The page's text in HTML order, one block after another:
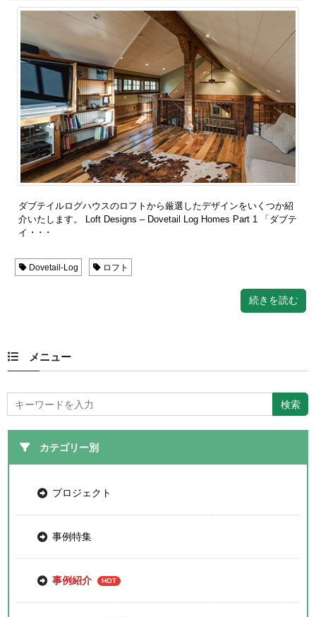
ダブテイルログハウスのロフトから厳選したデザインをいくつか紹
介いたします。 Loft Designs – Dovetail Log Homes Part 1 「ダブテ
イ ･ ･ ･
Dovetail-Log ロフト
続きを読む
メニュー
カテゴリー別
プロジェクト
事例特集
事例紹介